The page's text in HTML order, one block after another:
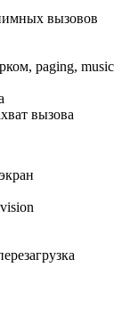
вызовов
paging, music
вызова